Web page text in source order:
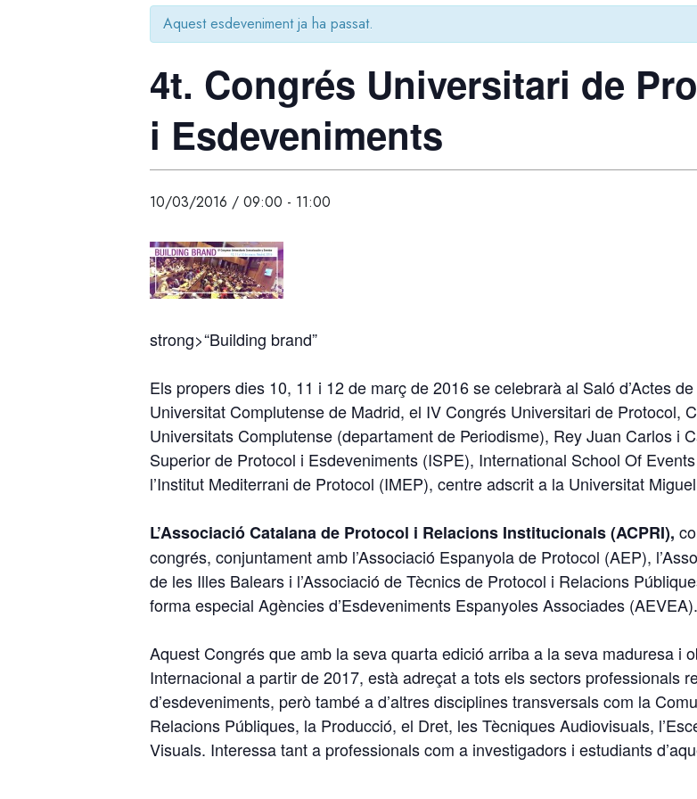
Aquest esdeveniment ja ha passat.
4t. Congrés Universitari de
i Esdeveniments
10/03/2016 / 09:00 - 11:00
strong>“Building brand”
Els propers dies 10, 11 i 12 de març de 2016 se celebrarà al Saló d’Actes
Universitat Complutense de Madrid, el IV Congrés Universitari de Protocol,
Universitats Complutense (departament de Periodisme), Rey Juan Carlos i
Superior de Protocol i Esdeveniments (ISPE), International School Of
l’Institut Mediterrani de Protocol (IMEP), centre adscrit a la Universitat
L’Associació Catalana de Protocol i Relacions Institucionals (ACPRI),
congrés, conjuntament amb l’Associació Espanyola de Protocol (AEP),
de les Illes Balears i l’Associació de Tècnics de Protocol i Relacions
forma especial Agències d’Esdeveniments Espanyoles Associades (AEVEA).
Aquest Congrés que amb la seva quarta edició arriba a la seva maduresa i
Internacional a partir de 2017, està adreçat a tots els sectors professionals
d’esdeveniments, però també a d’altres disciplines transversals com la
Relacions Públiques, la Producció, el Dret, les Tècniques Audiovisuals,
Visuals. Interessa tant a professionals com a investigadors i estudiants